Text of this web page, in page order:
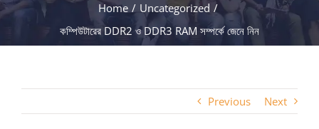
Home
Uncategorized
কম্পিউটারের DDR2 ও DDR3 RAM সম্পর্কে জেনে নিন
Previous Next